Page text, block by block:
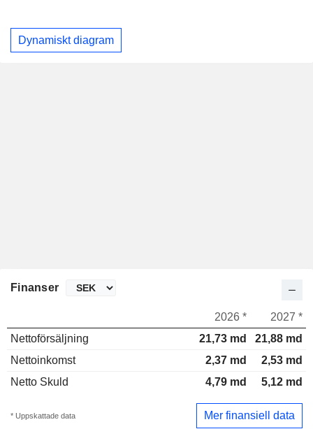
Dynamiskt diagram
Finanser
2026 *
2027 *
Nettoförsäljning
21,73 md
21,88 md
Nettoinkomst
2,37 md
2,53 md
Netto Skuld
4,79 md 5,12 md
* Uppskattade data Mer finansiell data